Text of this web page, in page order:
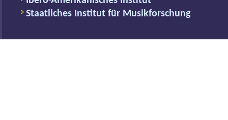
Staatliches Institut für Musikforschung